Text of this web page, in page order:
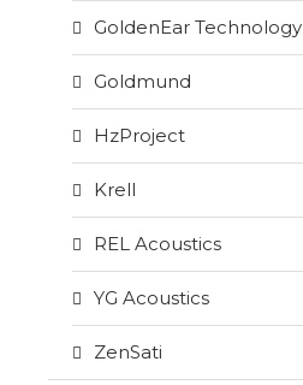
GoldenEar Technology
Goldmund
HzProject
Krell
REL Acoustics
YG Acoustics
ZenSati